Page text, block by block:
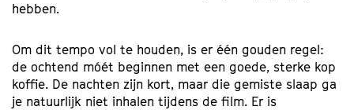
hebben.
​Om dit tempo vol te houden, is er één gouden regel:
de ochtend móét beginnen met een goede, sterke kop
koffie. De nachten zijn kort, maar die gemiste slaap ga
je natuurlijk niet inhalen tijdens de film. Er is